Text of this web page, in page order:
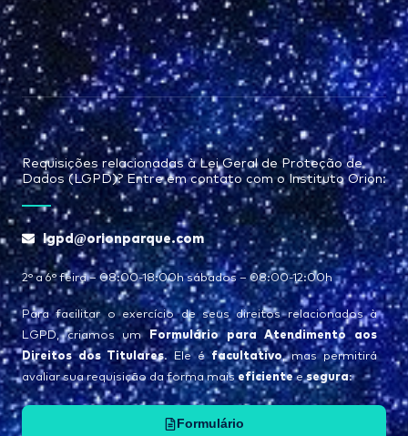
Requisições relacionadas à Lei Geral de Proteção de
Dados (LGPD)? Entre em contato com o Instituto Orion:
lgpd@orionparque.com
2° a 6° feira – 08:00-18:00h sábados – 08:00-12:00h
Para facilitar o exercício de seus direitos relacionados à
LGPD, criamos um Formulário para Atendimento aos
Direitos dos Titulares. Ele éfacultativo, mas permitirá
avaliar sua requisição da forma maiseficienteesegura:
Formulário